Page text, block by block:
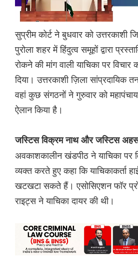
सुप्रीम कोर्ट ने बुधवार को उत्तरकाशी
पुरोला शहर में हिंदुत्व समूहों द्वारा
रोकने की मांग वाली याचिका पर
दिया। उत्तरकाशी ज़िला सांप्रदायिक
वहां कुछ संगठनों ने गुरुवार को
ऐलान किया है।
जस्टिस विक्रम नाथ और जस्टिस
अवकाशकालीन खंडपीठ ने याचिका पर
व्यक्त करते हुए कहा कि याचिकाकर्ता
खटखटा सकते हैं। एसोसिएशन फॉर
राइट्स ने याचिका दायर की थी।